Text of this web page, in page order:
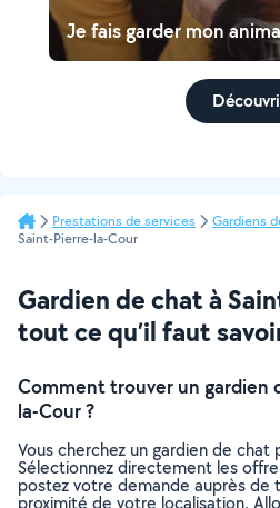
Je fais garder mon
Prestations de services Gardiens
Saint-Pierre-la-Cour
Gardien de chat à
tout ce qu’il faut
Comment trouver un gardien
la-Cour ?
Vous cherchez un gardien de chat
Sélectionnez directement les
postez votre demande auprès de
proximité de votre localisation.